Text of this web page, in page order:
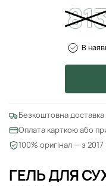
ГЕЛЬ ДЛЯ
В
Безкоштовна доставка
Оплата карткою або
100% оригінал — з 2017